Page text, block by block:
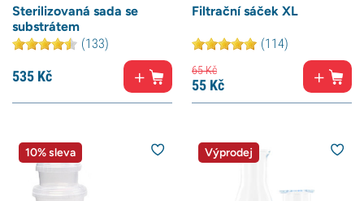
Sterilizovaná sada se
substrátem
(133)
535 Kč
Filtrační sáček XL
(114)
65Kč
55 Kč
10% sleva Výprodej